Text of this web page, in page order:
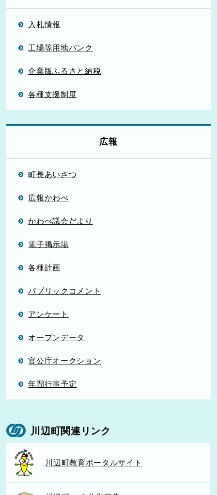
入札情報
工場等用地バンク
企業版ふるさと納税
各種支援制度
広報
町長あいさつ
広報かわべ
かわべ議会だより
電子掲示場
各種計画
パブリックコメント
アンケート
オープンデータ
官公庁オークション
年間行事予定
川辺町関連リンク
川辺町教育ポータルサイト